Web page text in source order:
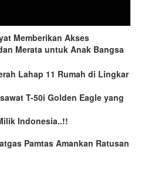
Memberikan Akses
Merata untuk Anak Bangsa
Lahap 11 Rumah di Lingkar
T-50i Golden Eagle yang
Indonesia..!!
Pamtas Amankan Ratusan